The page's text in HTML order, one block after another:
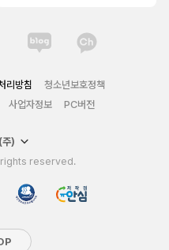
리방침
청소년보호정책
사업자정보 PC버전
주)
reserved.